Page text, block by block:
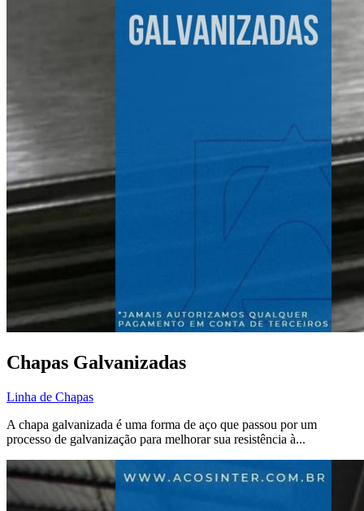
Chapas Galvanizadas
Linha de Chapas
A chapa galvanizada é uma forma de aço que passou por um
processo de galvanização para melhorar sua resistência à...